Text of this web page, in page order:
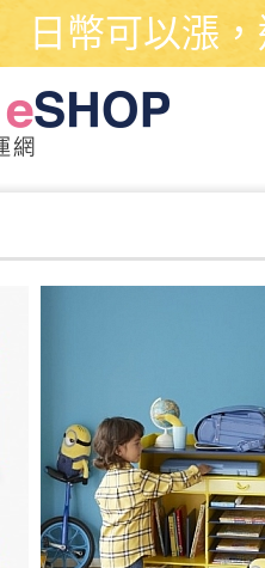
日幣可以漲